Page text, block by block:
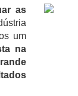
as
um
na